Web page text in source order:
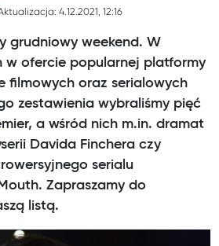
4.12.2021, 12:16
grudniowy weekend. W
w ofercie popularnej platformy
filmowych oraz serialowych
zestawienia wybraliśmy pięć
a wśród nich m.in. dramat
Davida Finchera czy
serialu
Zapraszamy do
listą.